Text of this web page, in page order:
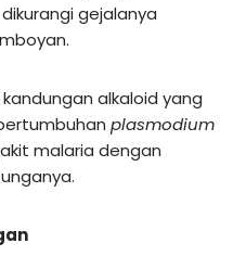
gejalanya
alkaloid yang
plasmodium
malaria dengan